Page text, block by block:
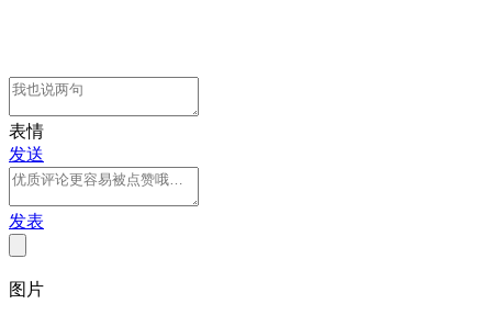
表情
发送
发表
图片